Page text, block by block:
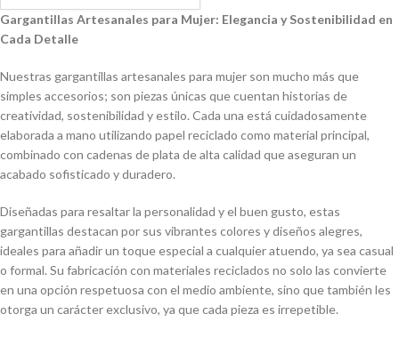
Gargantillas Artesanales para Mujer: Elegancia y Sostenibilidad en
Cada Detalle
Nuestras gargantillas artesanales para mujer son mucho más que
simples accesorios; son piezas únicas que cuentan historias de
creatividad, sostenibilidad y estilo. Cada una está cuidadosamente
elaborada a mano utilizando papel reciclado como material principal,
combinado con cadenas de plata de alta calidad que aseguran un
acabado sofisticado y duradero.
Diseñadas para resaltar la personalidad y el buen gusto, estas
gargantillas destacan por sus vibrantes colores y diseños alegres,
ideales para añadir un toque especial a cualquier atuendo, ya sea casual
o formal. Su fabricación con materiales reciclados no solo las convierte
en una opción respetuosa con el medio ambiente, sino que también les
otorga un carácter exclusivo, ya que cada pieza es irrepetible.